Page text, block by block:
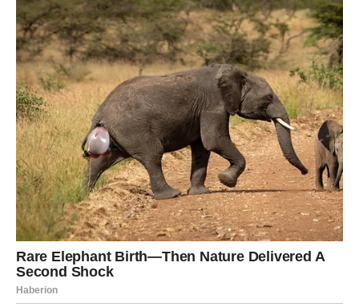
nastavite hrabro , jer ste već prešli najteži deo puta.
VODOLIJA
Vodolije u drugoj dekadi februara ulaze u fazuličnog
buđenja. Ideje se rađaju, inspiracija raste, ali i potreba da
živite u skladu sa sobom postaje sve jača. Ovo je vreme
kada birate autentičnost, čak i ako to znači da ćete se
izdvojiti.
U ljubavi, moguće su neočekivane, ali sudbinske
situacije. Poslovno, razmišljate van okvira i to vam donosi
prednost. Poruka zvezda:
izvinjavanja.